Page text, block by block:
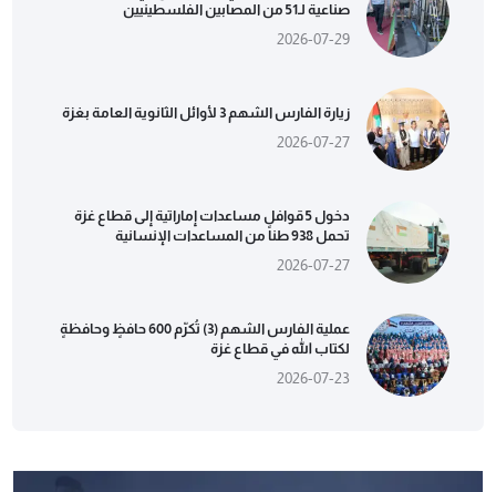
صناعية لـ51 من المصابين الفلسطينيين
2026-07-29
زيارة الفارس الشهم 3 لأوائل الثانوية العامة بغزة
2026-07-27
دخول 5 قوافل مساعدات إماراتية إلى قطاع غزة
تحمل 938 طناً من المساعدات الإنسانية
2026-07-27
عملية الفارس الشهم (3) تُكرّم 600 حافظٍ وحافظةٍ
لكتاب الله في قطاع غزة
2026-07-23